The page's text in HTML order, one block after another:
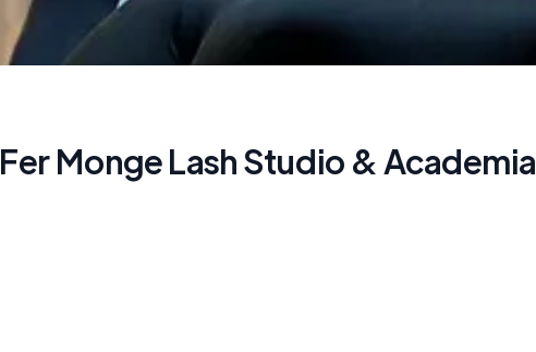
Fer Monge Lash Studio & Academia